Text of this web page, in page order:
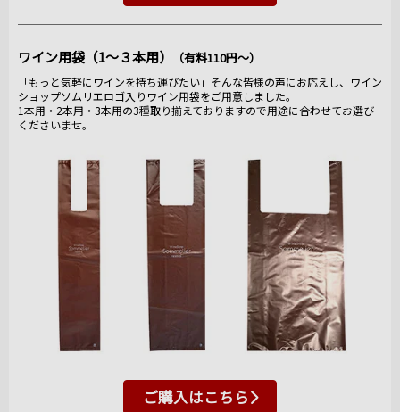
ワイン用袋（1～３本用） （有料110円～）
「もっと気軽にワインを持ち運びたい」そんな皆様の声にお応えし、ワイン
ショップソムリエロゴ入りワイン用袋をご用意しました。
1本用・2本用・3本用の3種取り揃えておりますので用途に合わせてお選び
くださいませ。
ご購入はこちら